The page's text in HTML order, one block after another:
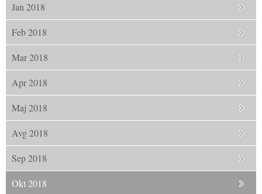
Jan 2018
Feb 2018
Mar 2018
Apr 2018
Maj 2018
Avg 2018
Sep 2018
Okt 2018